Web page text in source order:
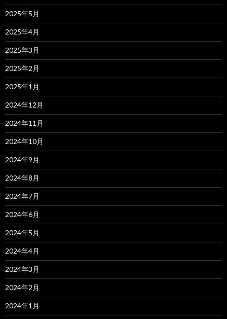
2025年5月
2025年4月
2025年3月
2025年2月
2025年1月
2024年12月
2024年11月
2024年10月
2024年9月
2024年8月
2024年7月
2024年6月
2024年5月
2024年4月
2024年3月
2024年2月
2024年1月